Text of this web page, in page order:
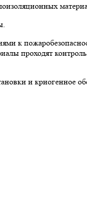
к
проходят контроль
и криогенное